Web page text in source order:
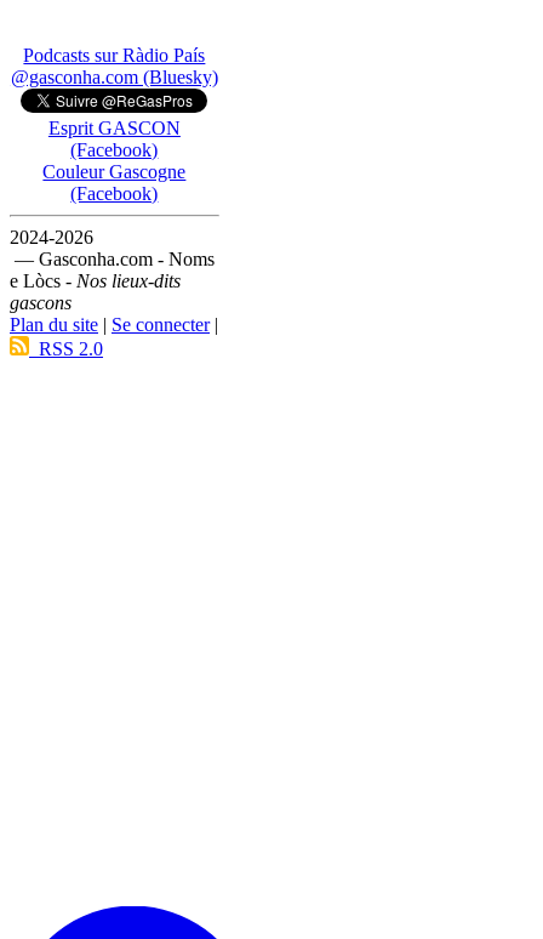
Podcasts sur Ràdio País
@gasconha.com (Bluesky)
Esprit GASCON
(Facebook)
Couleur Gascogne
(Facebook)
2024-2026
— Gasconha.com - Noms
e Lòcs - Nos lieux-dits
gascons
Plan du site | Se connecter|
RSS 2.0